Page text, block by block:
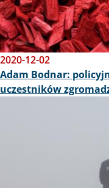
2020-12-02
Adam Bodnar:
uczestników